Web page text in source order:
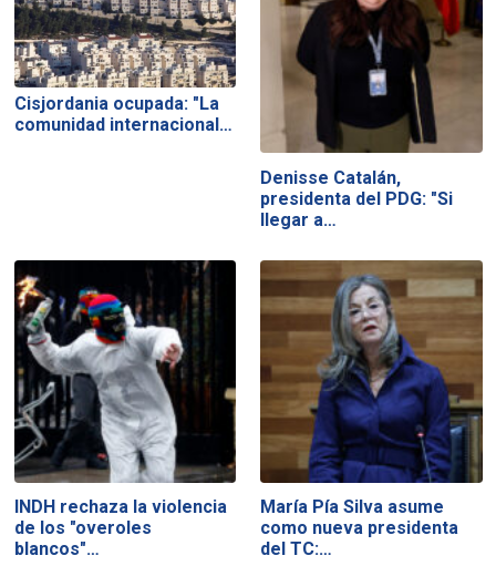
Cisjordania ocupada: "La
comunidad internacional…
Denisse Catalán,
presidenta del PDG: "Si
llegar a…
INDH rechaza la violencia
de los "overoles
blancos"…
María Pía Silva asume
como nueva presidenta
del TC:…